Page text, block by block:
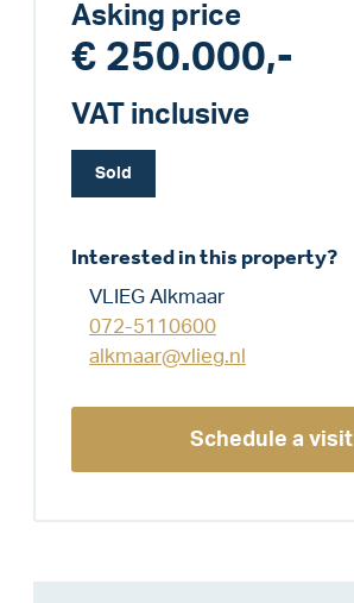
Asking price
€ 250.000,-
VAT inclusive
Sold
Interested in this property?
VLIEG Alkmaar
072-5110600
alkmaar@vlieg.nl
Schedule a visit